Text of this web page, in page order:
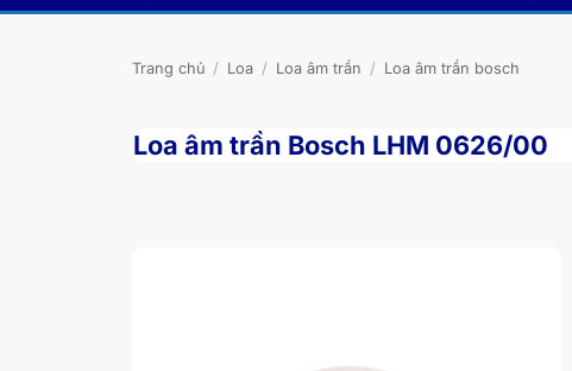
Trang chủ / Loa / Loa âm trần / Loa âm trần bosch
Loa âm trần Bosch LHM 0626/00